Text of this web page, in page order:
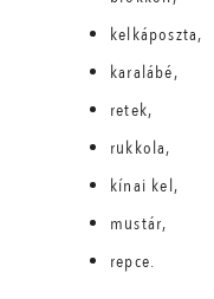
kelkáposzta,
karalábé,
retek,
rukkola,
kínai kel,
mustár,
repce.